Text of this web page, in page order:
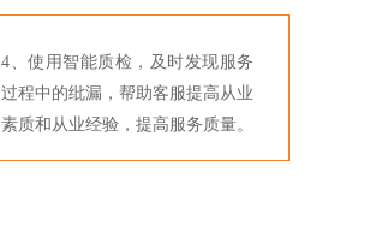
4、使用智能质检，及时发现服务
过程中的纰漏，帮助客服提高从业
素质和从业经验，提高服务质量。